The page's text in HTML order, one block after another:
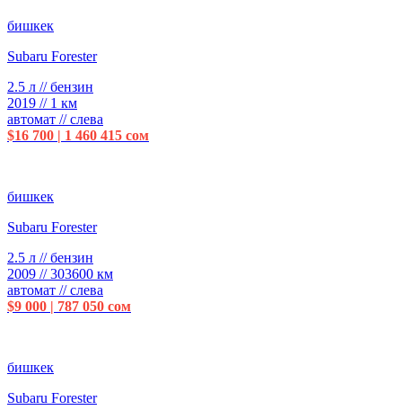
бишкек
Subaru Forester
2.5 л // бензин
2019 // 1 км
автомат // слева
$16 700 | 1 460 415 сом
бишкек
Subaru Forester
2.5 л // бензин
2009 // 303600 км
автомат // слева
$9 000 | 787 050 сом
бишкек
Subaru Forester